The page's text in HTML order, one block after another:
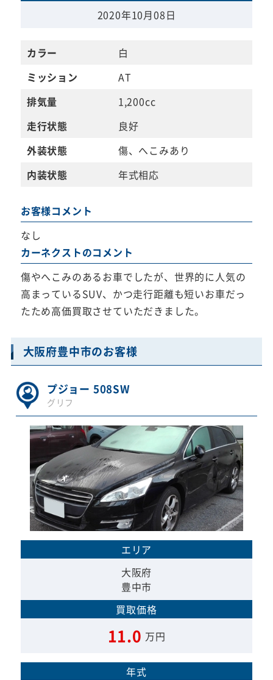
2020年10月08日
カラー
白
ミッション
AT
排気量
1,200cc
走行状態
良好
外装状態
傷、へこみあり
内装状態
年式相応
お客様コメント
なし
カーネクストのコメント
傷やへこみのあるお車でしたが、世界的に人気の
高まっているSUV、かつ走行距離も短いお車だっ
たため高価買取させていただきました。
大阪府豊中市のお客様
プジョー 508SW
グリフ
エリア
大阪府
豊中市
買取価格
11.0 万円
年式